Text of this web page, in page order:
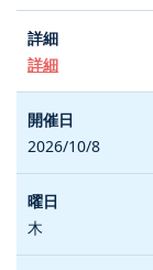
詳細
2026/10/8
木